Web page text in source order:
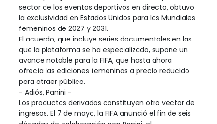
sector de los eventos deportivos en directo, obtuvo
la exclusividad en Estados Unidos para los Mundiales
femeninos de 2027 y 2031.
El acuerdo, que incluye series documentales en las
que la plataforma se ha especializado, supone un
avance notable para la FIFA, que hasta ahora
ofrecía las ediciones femeninas a precio reducido
para atraer público.
- Adiós, Panini -
Los productos derivados constituyen otro vector de
ingresos. El 7 de mayo, la FIFA anunció el fin de seis